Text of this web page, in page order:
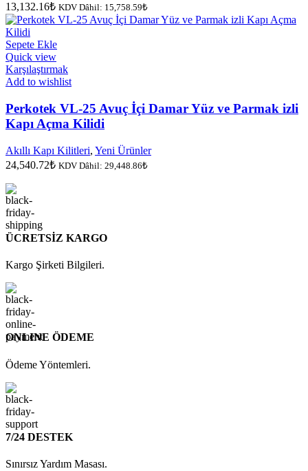
13,132.16₺ KDV Dâhil: 15,758.59₺
Sepete Ekle
Quick view
Karşılaştırmak
Add to wishlist
Perkotek VL-25 Avuç İçi Damar Yüz ve Parmak izli
Kapı Açma Kilidi
Akıllı Kapı Kilitleri, Yeni Ürünler
24,540.72₺ KDV Dâhil: 29,448.86₺
ÜCRETSİZ KARGO
Kargo Şirketi Bilgileri.
ONLINE ÖDEME
Ödeme Yöntemleri.
7/24 DESTEK
Sınırsız Yardım Masası.